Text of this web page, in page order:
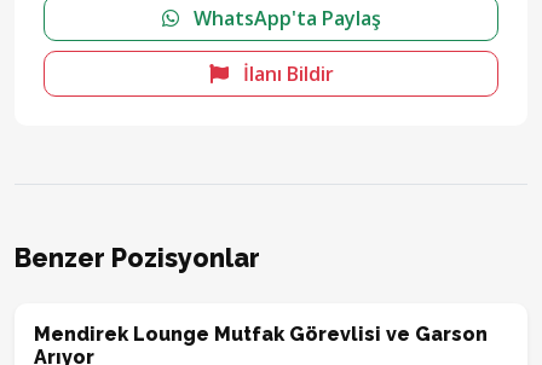
WhatsApp'ta Paylaş
İlanı Bildir
Benzer Pozisyonlar
Mendirek Lounge Mutfak Görevlisi ve Garson
Arıyor